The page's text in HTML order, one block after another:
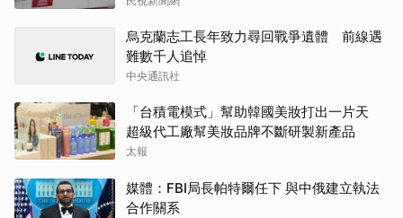
烏克蘭志工長年致力尋回戰爭遺體 前線遇
難數千人追悼
中央通訊社
「台積電模式」幫助韓國美妝打出一片天
超級代工廠幫美妝品牌不斷研製新產品
太報
媒體：FBI局長帕特爾任下 與中俄建立執法
合作關系